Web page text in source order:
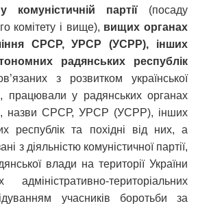
комуністичній партії (посаду
комітету і вище), вищих органах
СРСР, УРСР (УСРР), інших
радянських республік
з розвитком української
працювали у радянських органах
назви СРСР, УРСР (УСРР), інших
республік та похідні від них, а
з діяльністю комуністичної партії,
влади на території України
територіальних
учасників боротьби за